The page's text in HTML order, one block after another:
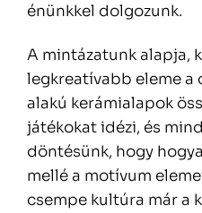
énünkkel dolgozunk.
A mintázatunk alapja,
legkreatívabb eleme a
alakú kerámialapok
játékokat idézi, és
döntésünk, hogy
mellé a motívum
csempe kultúra már a